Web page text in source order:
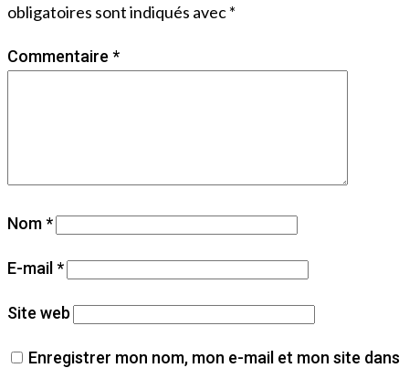
obligatoires sont indiqués avec*
Commentaire *
Nom*
E-mail*
Site web
Enregistrer mon nom, mon e-mail et mon site dans